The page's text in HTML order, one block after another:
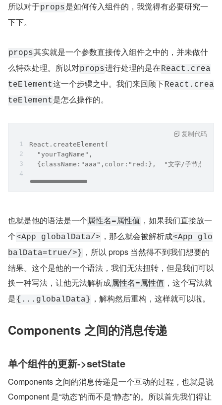
所以对于props是如何传入组件的，我觉得有必要研究一
下下。
props其实就是一个参数直接传入组件之中的，并未做什
么特殊处理。所以对props进行处理的是在React.crea
teElement这一个步骤之中。我们来回顾下React.crea
teElement 是怎么操作的。
React.createElement(
  "yourTagName",
{className:"aaa",color:"red:},  "文字/子节点
复制代码
也就是他的语法是一个属性名=属性值 ，如果我们直接放一
个<App globalData/> ，那么就会被解析成<App glo
balData=true/>} ，所以 props 当然得不到我们想要的
结果。这个是他的一个语法，我们无法扭转，但是我们可以
换一种写法，让他无法解析成属性名=属性值 ，这个写法就
是{...globalData} ，解构然后重构，这样就可以啦。
Components 之间的消息传递
单个组件的更新->setState
Components 之间的消息传递是一个互动的过程，也就是说
Component 是“动态”的而不是“静态”的。所以首先我们得让